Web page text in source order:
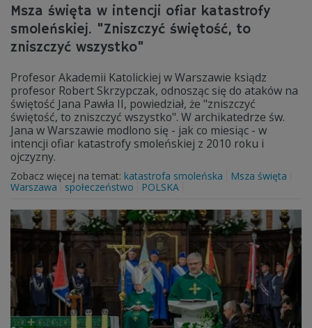
Msza święta w intencji ofiar katastrofy
smoleńskiej. "Zniszczyć świętość, to
zniszczyć wszystko"
Profesor Akademii Katolickiej w Warszawie ksiądz
profesor Robert Skrzypczak, odnosząc się do ataków na
świętość Jana Pawła II, powiedział, że "zniszczyć
świętość, to zniszczyć wszystko". W archikatedrze św.
Jana w Warszawie modlono się - jak co miesiąc - w
intencji ofiar katastrofy smoleńskiej z 2010 roku i
ojczyzny.
Zobacz więcej na temat: katastrofa smoleńska
Msza święta
Warszawa
społeczeństwo POLSKA